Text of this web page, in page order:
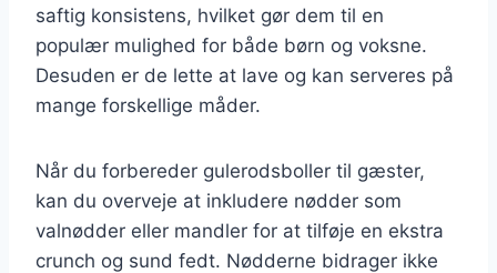
saftig konsistens, hvilket gør dem til en
populær mulighed for både børn og voksne.
Desuden er de lette at lave og kan serveres på
mange forskellige måder.
Når du forbereder gulerodsboller til gæster,
kan du overveje at inkludere nødder som
valnødder eller mandler for at tilføje en ekstra
crunch og sund fedt. Nødderne bidrager ikke